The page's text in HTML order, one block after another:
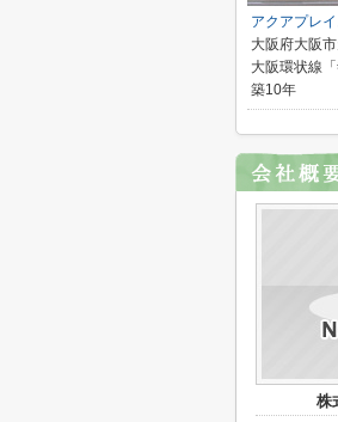
アクアプレ
大阪府大阪
大阪環状線
築10年
株